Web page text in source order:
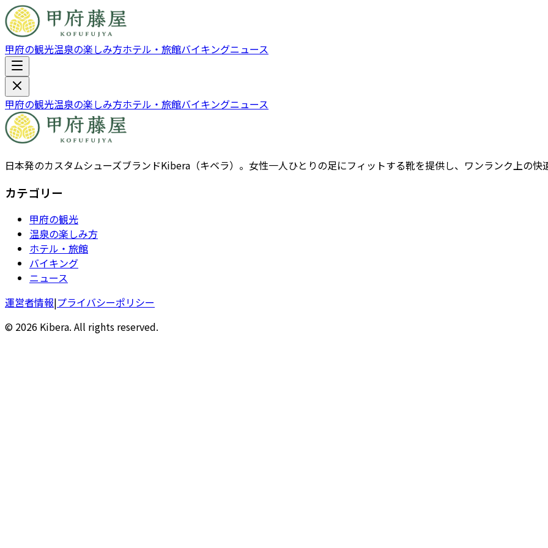
甲府の観光温泉の楽しみ方ホテル・旅館バイキングニュース
甲府の観光温泉の楽しみ方ホテル・旅館バイキングニュース
日本発のカスタムシューズブランドKibera（キベラ）。女性一人ひとりの足にフィットする靴を提供し、ワンランク上の快
カテゴリー
甲府の観光
温泉の楽しみ方
ホテル・旅館
バイキング
ニュース
運営者情報|プライバシーポリシー
© 2026 Kibera. All rights reserved.